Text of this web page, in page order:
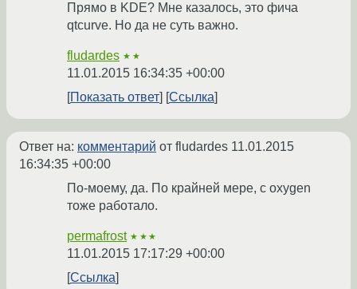
Прямо в KDE? Мне казалось, это фича
qtcurve. Но да не суть важно.
fludardes ★★
11.01.2015 16:34:35 +00:00
Показать ответ
Ссылка
Ответ на: комментарий от fludardes 11.01.2015
16:34:35 +00:00
По-моему, да. По крайней мере, с oxygen
тоже работало.
permafrost ★★★
11.01.2015 17:17:29 +00:00
Ссылка